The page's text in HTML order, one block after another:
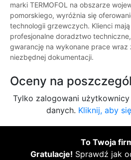
marki TERMOFOL na obszarze
pomorskiego, wyróżnia się
technologii grzewczych. Klienci
profesjonalne doradztwo
gwarancję na wykonane prace wraz
niezbędnej dokumentacji.
Oceny na
Tylko zalogowani
danych. Kliknij, aby
To Twoja
Gratulacje! Sprawdź jak